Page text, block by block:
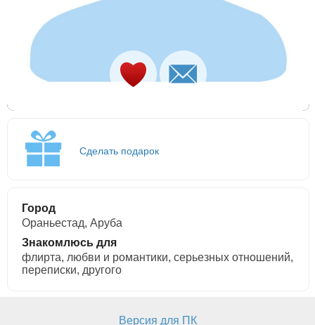
Сделать подарок
Город
Ораньестад, Аруба
Знакомлюсь для
флирта, любви и романтики, cерьезных отношений,
переписки, другого
Версия для ПК